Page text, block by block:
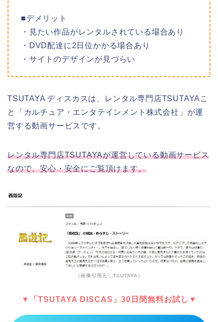
■デメリット
・見たい作品がレンタルされている場合あり
・DVD配達に2日位かかる場合あり
・サイトのデザインが見づらい
TSUTAYA ディスカスは、レンタル専門店TSUTAYAこ
と「カルチュア・エンタテインメント株式会社」が運
営する動画サービスです。
レンタル専門店TSUTAYAが運営している動画サービス
なので、安心・安全にご覧頂けます。
（画像引用元：TSUTAYA）
▼「TSUTAYA DISCAS」30日間無料お試し▼